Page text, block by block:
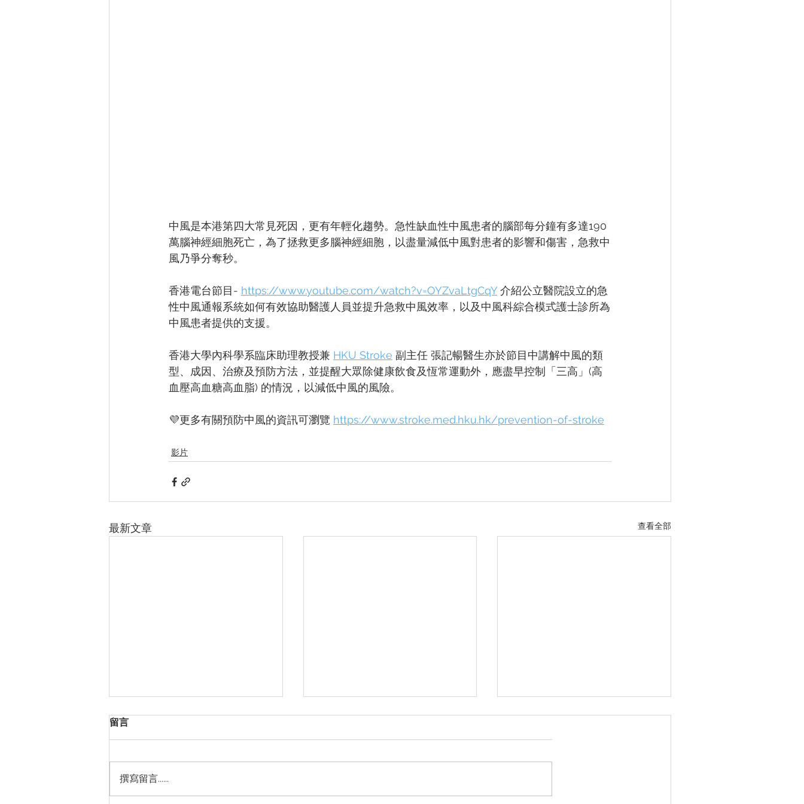
中風是本港第四大常見死因，更有年輕化趨勢。急性缺血性中風患者的腦部每分鐘有多達190
萬腦神經細胞死亡，為了拯救更多腦神經細胞，以盡量減低中風對患者的影響和傷害，急救中
風乃爭分奪秒。
香港電台節目- https://www.youtube.com/watch?v=OYZvaLtgCqY 介紹公立醫院設立的急
性中風通報系統如何有效協助醫護人員並提升急救中風效率，以及中風科綜合模式護士診所為
中風患者提供的支援。
香港大學內科學系臨床助理教授兼 HKU Stroke 副主任 張記暢醫生亦於節目中講解中風的類
型、成因、治療及預防方法，並提醒大眾除健康飲食及恆常運動外，應盡早控制「三高」(高
血壓高血糖高血脂) 的情況，以減低中風的風險。
💜更多有關預防中風的資訊可瀏覽 https://www.stroke.med.hku.hk/prevention-of-stroke
影片
最新文章 查看全部
留言
撰寫留言......